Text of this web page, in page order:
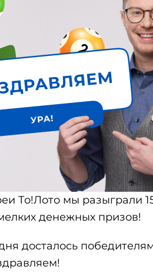
То!Лото мы
денежных призов!
досталось